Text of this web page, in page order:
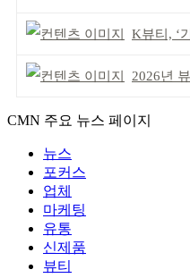
K뷰티, ‘가
2026년 뷰
CMN 주요 뉴스 페이지
뉴스
포커스
업체
마케팅
유통
신제품
뷰티